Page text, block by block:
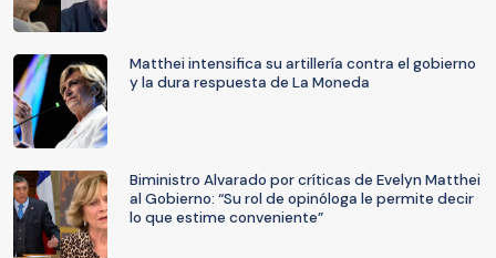
Matthei intensifica su artillería contra el gobierno
y la dura respuesta de La Moneda
Biministro Alvarado por críticas de Evelyn Matthei
al Gobierno: “Su rol de opinóloga le permite decir
lo que estime conveniente”